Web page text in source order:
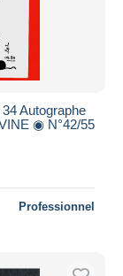
Autographe
◉ N°42/55
Professionnel